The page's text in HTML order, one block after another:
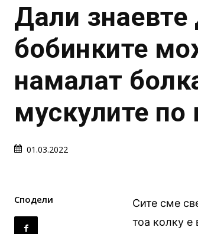
Дали знаевте
бобинките
намалат
мускулите
01.03.2022
Сподели
Сите сме
тоа колку е